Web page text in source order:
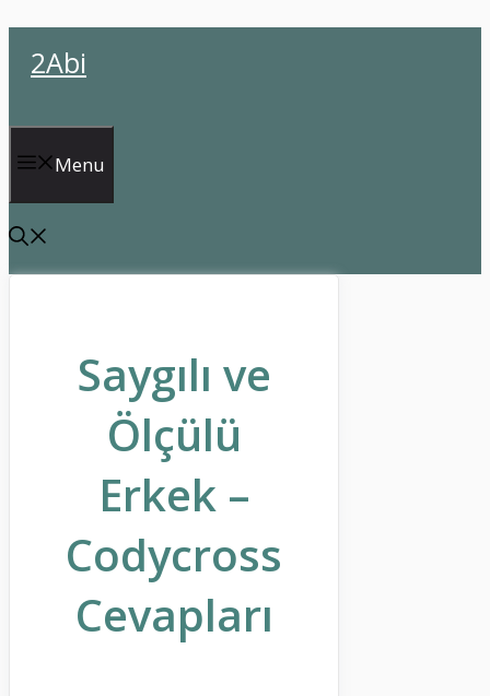
atla2Abi
Menu
Saygılı ve
Ölçülü
Erkek –
Codycross
Cevapları